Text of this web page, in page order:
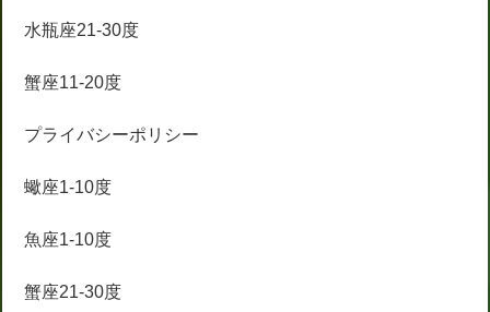
水瓶座21-30度
蟹座11-20度
プライバシーポリシー
蠍座1-10度
魚座1-10度
蟹座21-30度